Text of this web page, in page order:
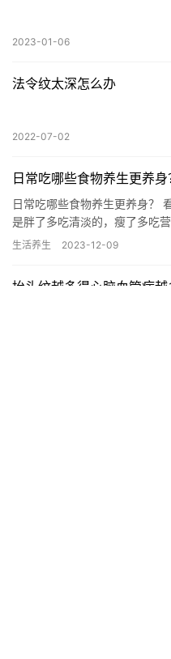
2023-01-06
法令纹太深怎么办
2022-07-02
日常吃哪些食物养生更养身
日常吃哪些食物养生更养身？
是胖了多吃清淡的，瘦了多吃
宜吃太饱，不宜吃精粮，像牙
生活养生 2023-12-09
抬头纹越多得心脑血管病越